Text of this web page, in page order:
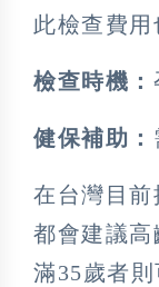
此檢查費用
檢查時機：
健保補助：
在台灣目前
都會建議
滿35歲者